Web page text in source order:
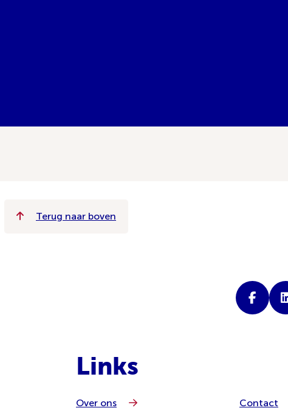
Terug naar boven
Links
Over ons Contact